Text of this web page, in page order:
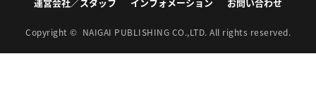
運営会社／スタッフ
インフォメーション お問い合わせ
Copyright © NAIGAI PUBLISHING CO.,LTD. All rights reserved.